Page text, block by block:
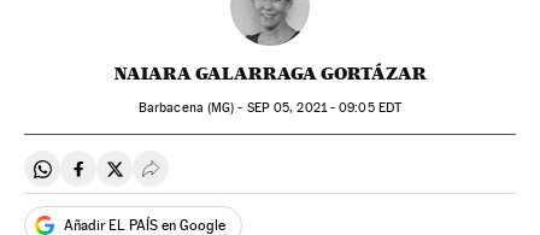
NAIARA GALARRAGA GORTÁZAR
Barbacena (MG) - SEP05, 2021 - 09:05EDT
Compartir en Whatsapp
Compartir en Facebook
Compartir en Twitter
Desplegar Redes Sociales
Añadir EL PAÍS en Google